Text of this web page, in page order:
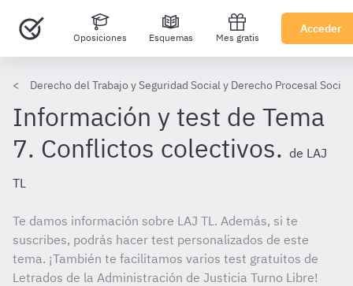
Oposiciones Esquemas Mes gratis
Acceder
Derecho del Trabajo y Seguridad Social y Derecho Procesal Social
Información y test de Tema
7. Conflictos colectivos. de LAJ
TL
Te damos información sobre LAJ TL. Además, si te
suscribes, podrás hacer test personalizados de este
tema. ¡También te facilitamos varios test gratuitos de
Letrados de la Administración de Justicia Turno Libre!